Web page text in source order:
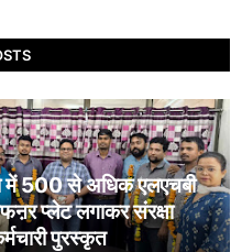
में 500 से अधिक एलएचबी
प्लेट लगाकर संरक्षा
पुरस्कृत